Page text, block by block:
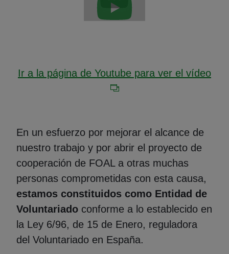
Ir a la página de Youtube para ver el vídeo
En un esfuerzo por mejorar el alcance de
nuestro trabajo y por abrir el proyecto de
cooperación de FOAL a otras muchas
personas comprometidas con esta causa,
estamos constituidos como Entidad de
Voluntariado conforme a lo establecido en
la Ley 6/96, de 15 de Enero, reguladora
del Voluntariado en España.